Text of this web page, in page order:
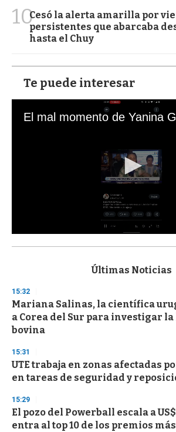
10Cesó la alerta amarilla por
persistentes que abarcaba
hasta el Chuy
Te puede interesar
s
d
s
o
f
3
s
e
c
o
d
s
Últimas Noticias
15:32
Mariana Salinas, la científica
a Corea del Sur para investigar
bovina
15:31
UTE trabaja en zonas afectadas
en tareas de seguridad y
15:29
El pozo del Powerball escala a
entra al top 10 de los premios